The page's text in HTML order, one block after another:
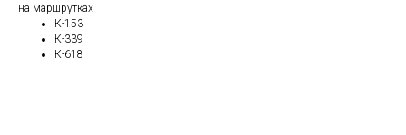
на маршрутках
К-153
К-339
К-618